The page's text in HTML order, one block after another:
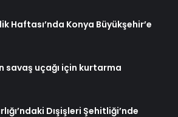
Haftası’nda Konya Büyükşehir’e
savaş uçağı için kurtarma
Dışişleri Şehitliği’nde